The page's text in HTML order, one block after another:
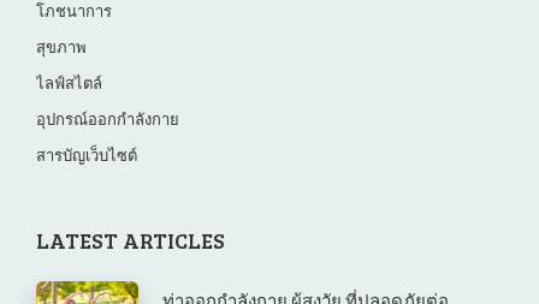
โภชนาการ
สุขภาพ
ไลฟ์สไตล์
อุปกรณ์ออกกำลังกาย
สารบัญเว็บไซต์
LATEST ARTICLES